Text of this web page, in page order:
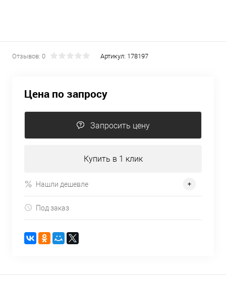
Отзывов: 0 Артикул: 178197
Цена по запросу
Запросить цену
Купить в 1 клик
Нашли дешевле
Под заказ